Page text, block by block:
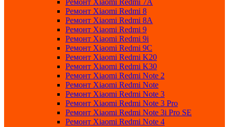
Ремонт Xiaomi Redmi 7A
Ремонт Xiaomi Redmi 8
Ремонт Xiaomi Redmi 8A
Ремонт Xiaomi Redmi 9
Ремонт Xiaomi Redmi 9i
Ремонт Xiaomi Redmi 9C
Ремонт Xiaomi Redmi K20
Ремонт Xiaomi Redmi K30
Ремонт Xiaomi Redmi Note 2
Ремонт Xiaomi Redmi Note
Ремонт Xiaomi Redmi Note 3
Ремонт Xiaomi Redmi Note 3 Pro
Ремонт Xiaomi Redmi Note 3i Pro SE
Ремонт Xiaomi Redmi Note 4